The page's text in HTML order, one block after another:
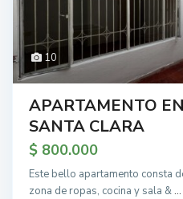
10
APARTAMENTO
SANTA CLARA
$ 800.000
Este bello apartamento consta
zona de ropas, cocina y sala &...